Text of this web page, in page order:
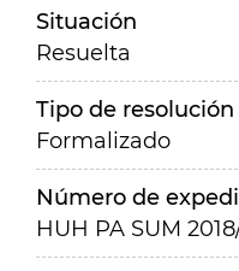
Situación
Resuelta
Tipo de resolución
Formalizado
Número de
HUH PA SUM